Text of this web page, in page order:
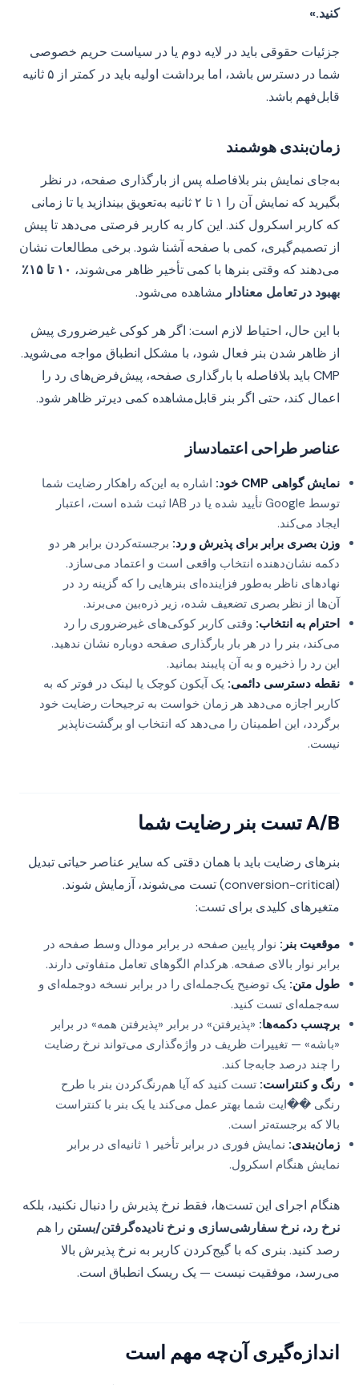
کنید.»
جزئیات حقوقی باید در لایه دوم یا در سیاست حریم خصوصی
شما در دسترس باشد، اما برداشت اولیه باید در کمتر از ۵ ثانیه
قابل‌فهم باشد.
زمان‌بندی هوشمند
به‌جای نمایش بنر بلافاصله پس از بارگذاری صفحه، در نظر
بگیرید که نمایش آن را ۱ تا ۲ ثانیه به‌تعویق بیندازید یا تا زمانی
که کاربر اسکرول کند. این کار به کاربر فرصتی می‌دهد تا پیش
از تصمیم‌گیری، کمی با صفحه آشنا شود. برخی مطالعات نشان
می‌دهند که وقتی بنرها با کمی تأخیر ظاهر می‌شوند،
۱۰ تا ۱۵٪
بهبود در تعامل معنادار مشاهده می‌شود.
با این حال، احتیاط لازم است: اگر هر کوکی غیرضروری پیش
از ظاهر شدن بنر فعال شود، با مشکل انطباق مواجه می‌شوید.
CMP باید بلافاصله با بارگذاری صفحه، پیش‌فرض‌های رد را
اعمال کند، حتی اگر بنر قابل‌مشاهده کمی دیرتر ظاهر شود.
عناصر طراحی اعتمادساز
نمایش گواهی CMP خود:
اشاره به این‌که راهکار رضایت شما
توسط Google تأیید شده یا در IAB ثبت شده است، اعتبار
ایجاد می‌کند.
وزن بصری برابر برای پذیرش و رد: برجسته‌کردن برابر هر دو
دکمه نشان‌دهنده انتخاب واقعی است و اعتماد می‌سازد.
نهادهای ناظر به‌طور فزاینده‌ای بنرهایی را که گزینه رد در
آن‌ها از نظر بصری تضعیف شده، زیر ذره‌بین می‌برند.
احترام به انتخاب: وقتی کاربر کوکی‌های غیرضروری را رد
می‌کند، بنر را در هر بار بارگذاری صفحه دوباره نشان ندهید.
این رد را ذخیره و به آن پایبند بمانید.
نقطه دسترسی دائمی: یک آیکون کوچک یا لینک در فوتر که به
کاربر اجازه می‌دهد هر زمان خواست به ترجیحات رضایت خود
برگردد، این اطمینان را می‌دهد که انتخاب او برگشت‌ناپذیر
نیست.
A/B تست بنر رضایت شما
بنرهای رضایت باید با همان دقتی که سایر عناصر حیاتی تبدیل
(conversion-critical) تست می‌شوند، آزمایش شوند.
متغیرهای کلیدی برای تست:
موقعیت بنر: نوار پایین صفحه در برابر مودال وسط صفحه در
برابر نوار بالای صفحه. هرکدام الگوهای تعامل متفاوتی دارند.
طول متن: یک توضیح یک‌جمله‌ای را در برابر نسخه دو‌جمله‌ای و
سه‌جمله‌ای تست کنید.
برچسب دکمه‌ها: «پذیرفتن» در برابر «پذیرفتن همه» در برابر
«باشه» — تغییرات ظریف در واژه‌گذاری می‌تواند نرخ رضایت
را چند درصد جابه‌جا کند.
رنگ و کنتراست: تست کنید که آیا هم‌رنگ‌کردن بنر با طرح
رنگی ��ایت شما بهتر عمل می‌کند یا یک بنر با کنتراست
بالا که برجسته‌تر است.
زمان‌بندی:
نمایش فوری در برابر تأخیر ۱ ثانیه‌ای در برابر
نمایش هنگام اسکرول.
هنگام اجرای این تست‌ها، فقط نرخ پذیرش را دنبال نکنید، بلکه
نرخ رد، نرخ سفارشی‌سازی و نرخ نادیده‌گرفتن/بستن را هم
رصد کنید. بنری که با گیج‌کردن کاربر به نرخ پذیرش بالا
می‌رسد، موفقیت نیست — یک ریسک انطباق است.
اندازه‌گیری آن‌چه مهم است